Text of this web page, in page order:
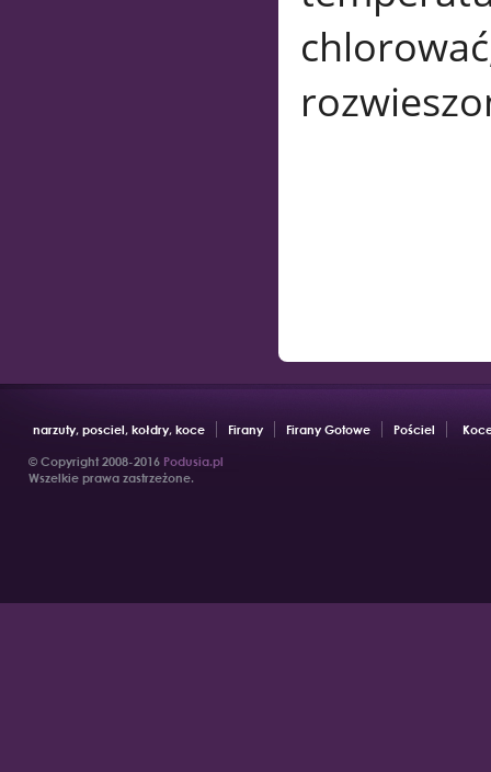
narzuty, posciel, kołdry, koce Firany Firany Gotowe Pościel
© Copyright 2008-2016 Podusia.pl
Wszelkie prawa zastrzeżone.